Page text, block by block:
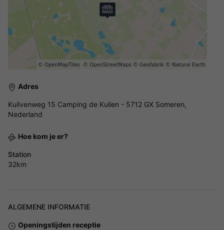
Adres
Kuilvenweg 15 Camping de Kuilen - 5712 GX Someren,
Nederland
Hoe kom je er?
Station
32km
ALGEMENE INFORMATIE
Openingstijden receptie